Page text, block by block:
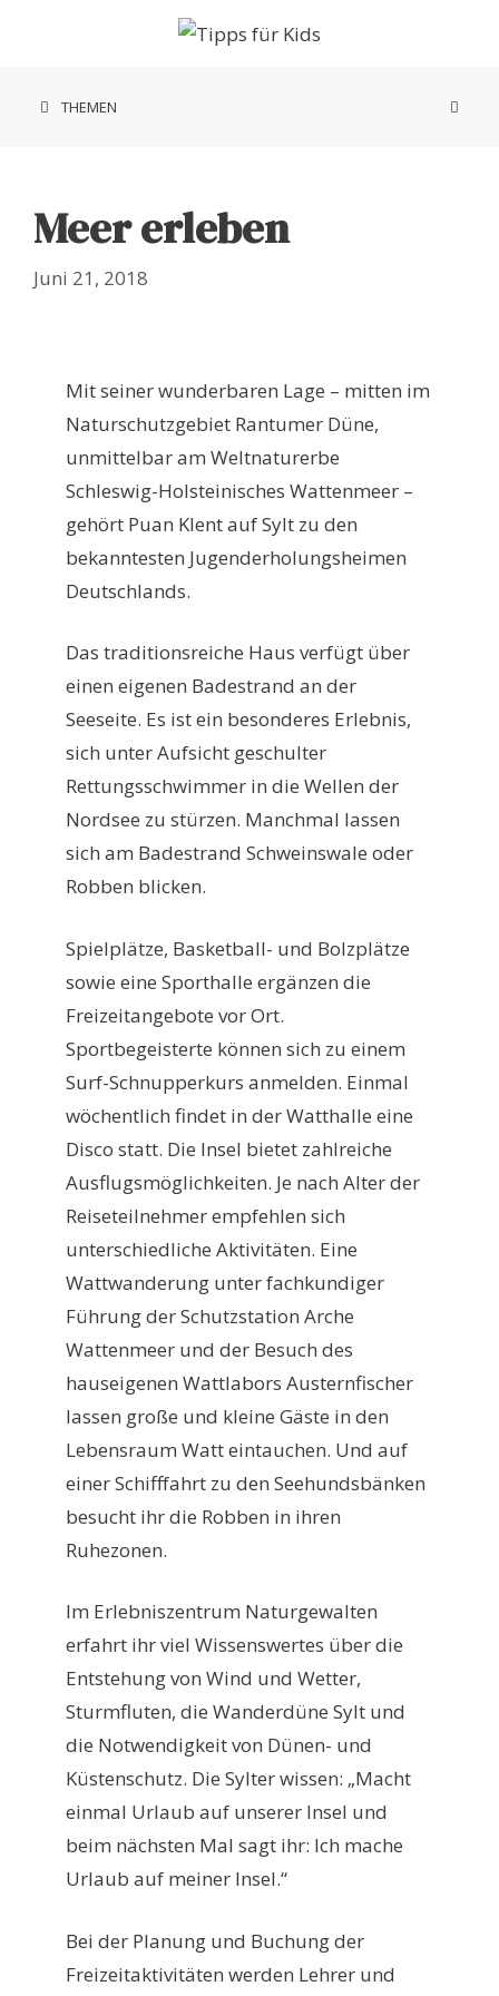
THEMEN
Meer erleben
Juni 21, 2018
Mit seiner wunderbaren Lage – mitten im
Naturschutzgebiet Rantumer Düne,
unmittelbar am Weltnaturerbe
Schleswig-Holsteinisches Wattenmeer –
gehört Puan Klent auf Sylt zu den
bekanntesten Jugenderholungsheimen
Deutschlands.
Das traditionsreiche Haus verfügt über
einen eigenen Badestrand an der
Seeseite. Es ist ein besonderes Erlebnis,
sich unter Aufsicht geschulter
Rettungsschwimmer in die Wellen der
Nordsee zu stürzen. Manchmal lassen
sich am Badestrand Schweinswale oder
Robben blicken.
Spielplätze, Basketball- und Bolzplätze
sowie eine Sporthalle ergänzen die
Freizeitangebote vor Ort.
Sportbegeisterte können sich zu einem
Surf-Schnupperkurs anmelden. Einmal
wöchentlich findet in der Watthalle eine
Disco statt. Die Insel bietet zahlreiche
Ausflugsmöglichkeiten. Je nach Alter der
Reiseteilnehmer empfehlen sich
unterschiedliche Aktivitäten. Eine
Wattwanderung unter fachkundiger
Führung der Schutzstation Arche
Wattenmeer und der Besuch des
hauseigenen Wattlabors Austernfischer
lassen große und kleine Gäste in den
Lebensraum Watt eintauchen. Und auf
einer Schifffahrt zu den Seehundsbänken
besucht ihr die Robben in ihren
Ruhezonen.
Im Erlebniszentrum Naturgewalten
erfahrt ihr viel Wissenswertes über die
Entstehung von Wind und Wetter,
Sturmfluten, die Wanderdüne Sylt und
die Notwendigkeit von Dünen- und
Küstenschutz. Die Sylter wissen: „Macht
einmal Urlaub auf unserer Insel und
beim nächsten Mal sagt ihr: Ich mache
Urlaub auf meiner Insel.“
Bei der Planung und Buchung der
Freizeitaktivitäten werden Lehrer und